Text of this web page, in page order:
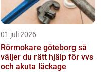
01 juli 2026
Rörmokare göteborg så
väljer du rätt hjälp för vvs
och akuta läckage